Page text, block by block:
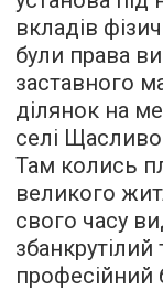
вкладів
були права
заставного
ділянок на
селі
Там колись
великого
свого часу
збанкрутілий
професійний